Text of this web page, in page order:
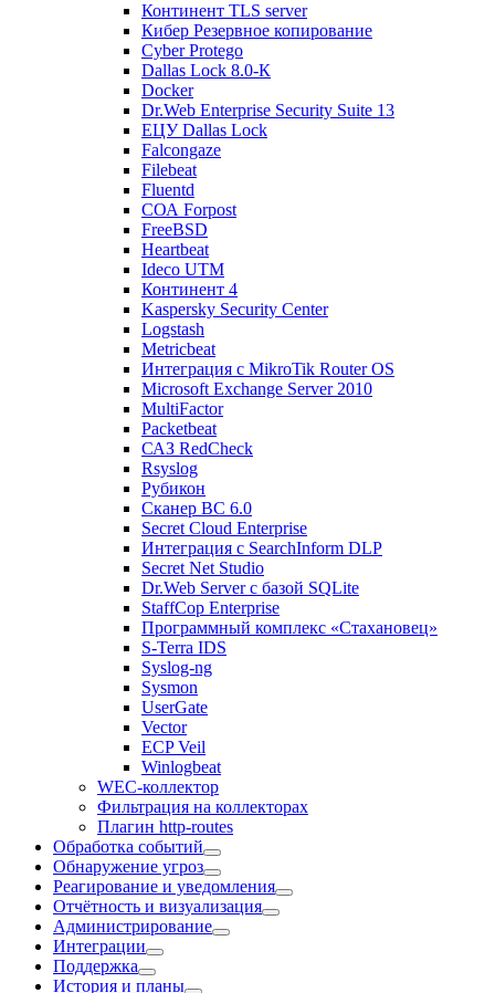
Континент TLS server
Кибер Резервное копирование
Cyber Protego
Dallas Lock 8.0-К
Docker
Dr.Web Enterprise Security Suite 13
ЕЦУ Dallas Lock
Falcongaze
Filebeat
Fluentd
СОА Forpost
FreeBSD
Heartbeat
Ideco UTM
Континент 4
Kaspersky Security Center
Logstash
Metricbeat
Интеграция с MikroTik Router OS
Microsoft Exchange Server 2010
MultiFactor
Packetbeat
САЗ RedCheck
Rsyslog
Рубикон
Сканер ВС 6.0
Secret Cloud Enterprise
Интеграция с SearchInform DLP
Secret Net Studio
Dr.Web Server с базой SQLite
StaffCop Enterprise
Программный комплекс «Стахановец»
S-Terra IDS
Syslog-ng
Sysmon
UserGate
Vector
ECP Veil
Winlogbeat
WEC-коллектор
Фильтрация на коллекторах
Плагин http-routes
Обработка событий
Обнаружение угроз
Реагирование и уведомления
Отчётность и визуализация
Администрирование
Интеграции
Поддержка
История и планы